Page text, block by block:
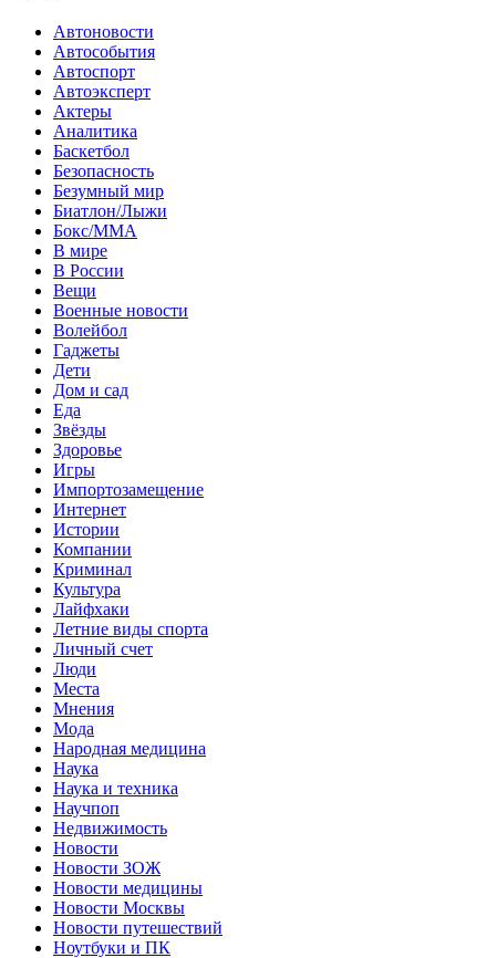
Автоновости
Автособытия
Автоспорт
Автоэксперт
Актеры
Аналитика
Баскетбол
Безопасность
Безумный мир
Биатлон/Лыжи
Бокс/MMA
В мире
В России
Вещи
Военные новости
Волейбол
Гаджеты
Дети
Дом и сад
Еда
Звёзды
Здоровье
Игры
Импортозамещение
Интернет
Истории
Компании
Криминал
Культура
Лайфхаки
Летние виды спорта
Личный счет
Люди
Места
Мнения
Мода
Народная медицина
Наука
Наука и техника
Научпоп
Недвижимость
Новости
Новости ЗОЖ
Новости медицины
Новости Москвы
Новости путешествий
Ноутбуки и ПК